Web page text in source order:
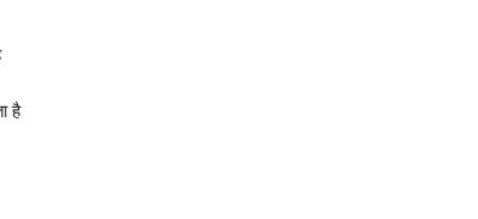
है